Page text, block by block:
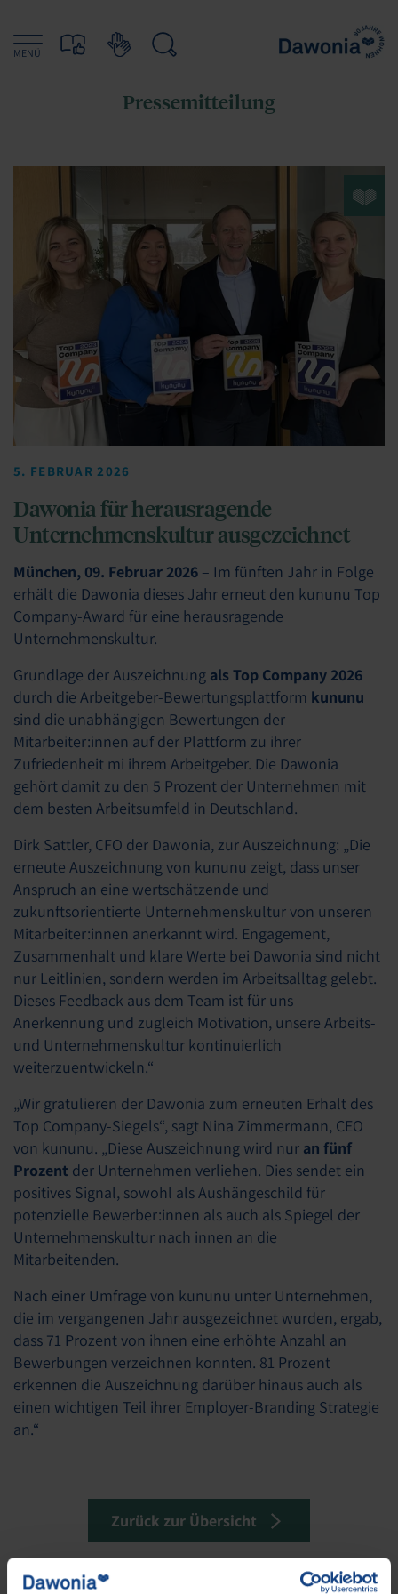
MENÜ
Pressemitteilung
5. FEBRUAR 2026
Dawonia für herausragende
Unternehmenskultur ausgezeichnet
München, 09. Februar 2026 – Im fünften Jahr in Folge
erhält die Dawonia dieses Jahr erneut den kununu Top
Company-Award für eine herausragende
Unternehmenskultur.
Grundlage der Auszeichnung als Top Company 2026
durch die Arbeitgeber-Bewertungsplattform kununu
sind die unabhängigen Bewertungen der
Mitarbeiter:innen auf der Plattform zu ihrer
Zufriedenheit mi ihrem Arbeitgeber. Die Dawonia
gehört damit zu den 5 Prozent der Unternehmen mit
dem besten Arbeitsumfeld in Deutschland.
Dirk Sattler, CFO der Dawonia, zur Auszeichnung: „Die
erneute Auszeichnung von kununu zeigt, dass unser
Anspruch an eine wertschätzende und
zukunftsorientierte Unternehmenskultur von unseren
Mitarbeiter:innen anerkannt wird. Engagement,
Zusammenhalt und klare Werte bei Dawonia sind nicht
nur Leitlinien, sondern werden im Arbeitsalltag gelebt.
Dieses Feedback aus dem Team ist für uns
Anerkennung und zugleich Motivation, unsere Arbeits-
und Unternehmenskultur kontinuierlich
weiterzuentwickeln.“
„Wir gratulieren der Dawonia zum erneuten Erhalt des
Top Company-Siegels“, sagt Nina Zimmermann, CEO
von kununu. „Diese Auszeichnung wird nur an fünf
Prozent der Unternehmen verliehen. Dies sendet ein
positives Signal, sowohl als Aushängeschild für
potenzielle Bewerber:innen als auch als Spiegel der
Unternehmenskultur nach innen an die
Mitarbeitenden.
Nach einer Umfrage von kununu unter Unternehmen,
die im vergangenen Jahr ausgezeichnet wurden, ergab,
dass 71 Prozent von ihnen eine erhöhte Anzahl an
Bewerbungen verzeichnen konnten. 81 Prozent
erkennen die Auszeichnung darüber hinaus auch als
einen wichtigen Teil ihrer Employer-Branding Strategie
an.“
Zurück zur Übersicht